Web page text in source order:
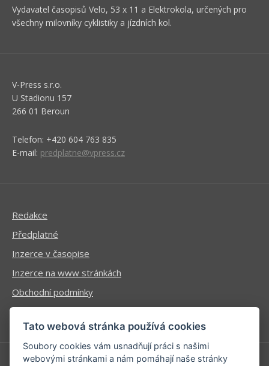
Vydavatel časopisů Velo, 53 x 11 a Elektrokola, určených pro
všechny milovníky cyklistiky a jízdních kol.
V-Press s.r.o.
U Stadionu 157
266 01 Beroun
Telefon: +420 604 763 835
E-mail: predplatne@vpress.cz
Redakce
Předplatné
Inzerce v časopise
Inzerce na www stránkách
Obchodní podmínky
Ochrana osobních údajů
Tato webová stránka používá cookies
Soubory cookies vám usnadňují práci s našimi
webovými stránkami a nám pomáhají naše stránky